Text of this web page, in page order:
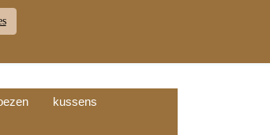
WINKELWAGEN (
kussens